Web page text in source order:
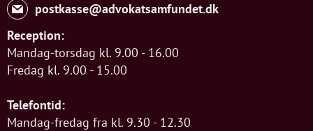
postkasse@advokatsamfundet.dk
Reception:
Mandag-torsdag kl. 9.00 - 16.00
Fredag kl. 9.00 - 15.00
Telefontid:
Mandag-fredag fra kl. 9.30 - 12.30